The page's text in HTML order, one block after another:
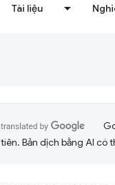
Tài liệu
tiên. Bản dịch bằng AI có